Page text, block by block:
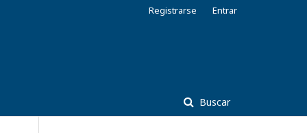
Buscar
Registrarse Entrar